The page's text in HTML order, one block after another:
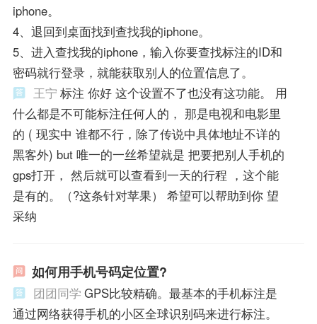
iphone。
4、退回到桌面找到查找我的iphone。
5、进入查找我的iphone，输入你要查找标注的ID和
密码就行登录，就能获取别人的位置信息了。
王宁 标注 你好 这个设置不了也没有这功能。 用
什么都是不可能标注任何人的， 那是电视和电影里
的 ( 现实中 谁都不行，除了传说中具体地址不详的
黑客外) but 唯一的一丝希望就是 把要把别人手机的
gps打开， 然后就可以查看到一天的行程 ，这个能
是有的。（?这条针对苹果） 希望可以帮助到你 望
采纳
如何用手机号码定位置?
团团同学 GPS比较精确。最基本的手机标注是
通过网络获得手机的小区全球识别码来进行标注。